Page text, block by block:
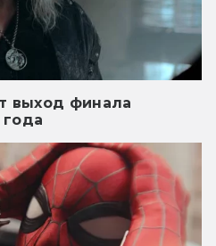
выход финала